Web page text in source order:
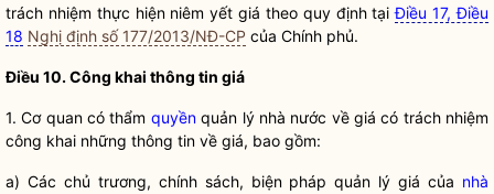
trách nhiệm thực hiện niêm yết giá theo quy định tạiĐiều 17, Điều
18 Nghị định số 177/2013/NĐ-CP của Chính phủ.
Điều 10. Công khai thông tin giá
1. Cơ quan có thẩm quyền quản lý nhà nước về giá có trách nhiệm
công khai những thông tin về giá, bao gồm:
a) Các chủ trương, chính sách, biện pháp quản lý giá của nhà